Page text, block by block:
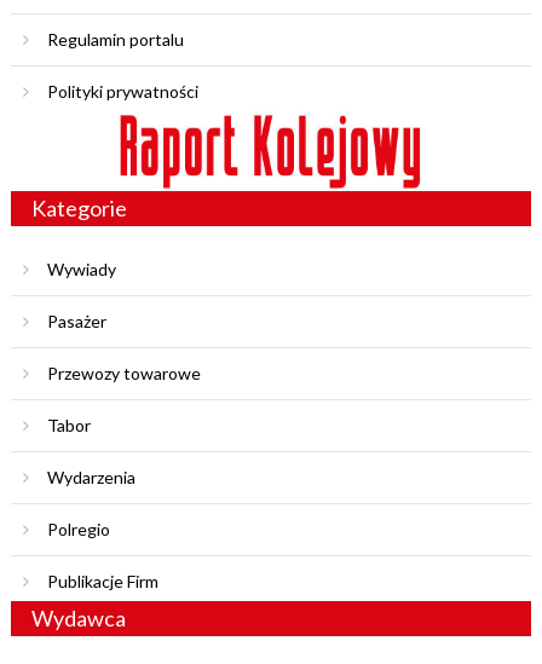
Regulamin portalu
Polityki prywatności
Kategorie
Wywiady
Pasażer
Przewozy towarowe
Tabor
Wydarzenia
Polregio
Publikacje Firm
Wydawca